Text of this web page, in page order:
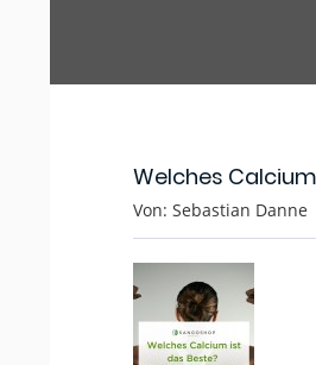
Welches
Von: Sebastian Danne